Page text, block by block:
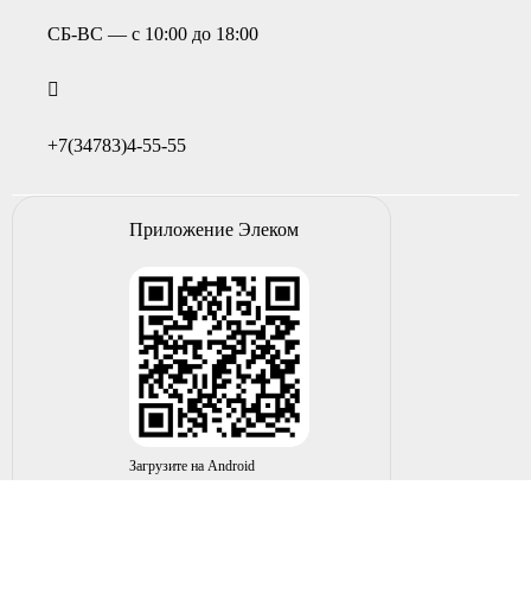
СБ-ВС — с 10:00 до 18:00
+7(34783)4-55-55
Приложение Элеком
Загрузите на Android